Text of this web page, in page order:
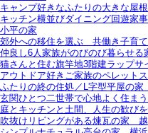
キャンプ好きなふたりの大きな屋
キッチン横並びダイニング回遊家
小平の家
郊外への移住を選ぶ＿共働き子育
仲良し6人家族がのびのび暮らせる
猫さんと住む旗竿地3階建ラップ
アウトドア好きご家族のペレット
ふたりの終の住処／L字型平屋の家
玄関ひとつ二世帯で心地よく住ま
庭とキッチンと土間、人生の歓び
吹抜けリビングがある煉瓦の家＿